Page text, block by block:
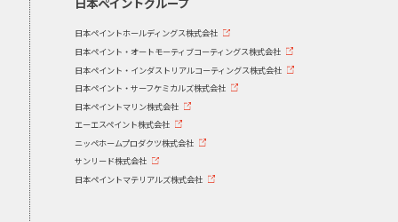
日本ペイントグループ
日本ペイントホールディングス株式会社
日本ペイント・オートモーティブコーティングス株式会社
日本ペイント・インダストリアルコーティングス株式会社
日本ペイント・サーフケミカルズ株式会社
日本ペイントマリン株式会社
エーエスペイント株式会社
ニッペホームプロダクツ株式会社
サンリード株式会社
日本ペイントマテリアルズ株式会社